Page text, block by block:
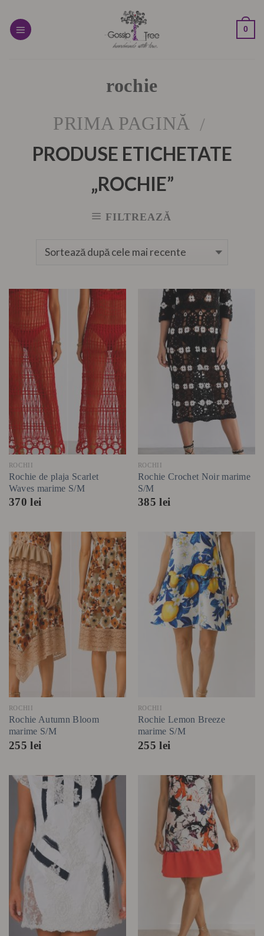
content
0
rochie
PRIMA PAGINĂ /
PRODUSE ETICHETATE
„ROCHIE”
FILTREAZĂ
ROCHII
Rochie de plaja Scarlet
Waves marime S/M
370lei
ROCHII
Rochie Crochet Noir marime
S/M
385lei
ROCHII
Rochie Autumn Bloom
marime S/M
255lei
ROCHII
Rochie Lemon Breeze
marime S/M
255lei